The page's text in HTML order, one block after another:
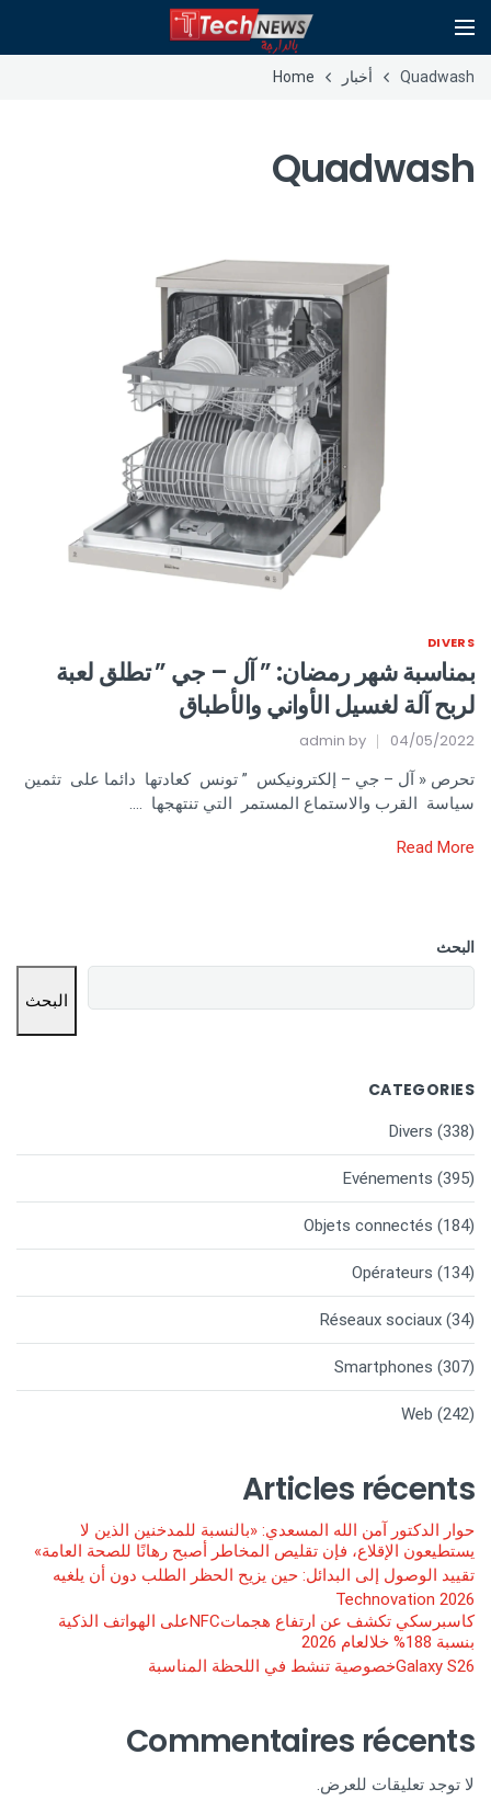
Quadwash أخبار Home
Quadwash
DIVERS
بمناسبة شهر رمضان: ” آل – جي ” تطلق لعبة
لربح آلة لغسيل الأواني والأطباق
04/05/2022
admin
تحرص « آل – جي – إلكترونيكس ” تونس كعادتها دائما على تثمين
سياسة القرب والاستماع المستمر التي تنتهجها ….
Read More
البحث
البحث
CATEGORIES
Divers (338)
Evénements (395)
Objets connectés (184)
Opérateurs (134)
Réseaux sociaux (34)
Smartphones (307)
Web (242)
Articles récents
حوار الدكتور آمن الله المسعدي: «بالنسبة للمدخنين الذين لا
يستطيعون الإقلاع، فإن تقليص المخاطر أصبح رهانًا للصحة العامة»
تقييد الوصول إلى البدائل: حين يزيح الحظر الطلب دون أن يلغيه
Technovation 2026
كاسبرسكي تكشف عن ارتفاع هجماتNFCعلى الهواتف الذكية
بنسبة 188% خلالعام 2026
Galaxy S26خصوصية تنشط في اللحظة المناسبة
Commentaires récents
لا توجد تعليقات للعرض.